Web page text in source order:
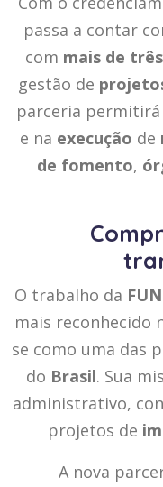
passa a contar
com mais de
gestão de
parceria
e na execução de
de fomento,
O trabalho da
mais reconhecido
se como uma das
do Brasil. Sua
administrativo,
projetos de
A nova